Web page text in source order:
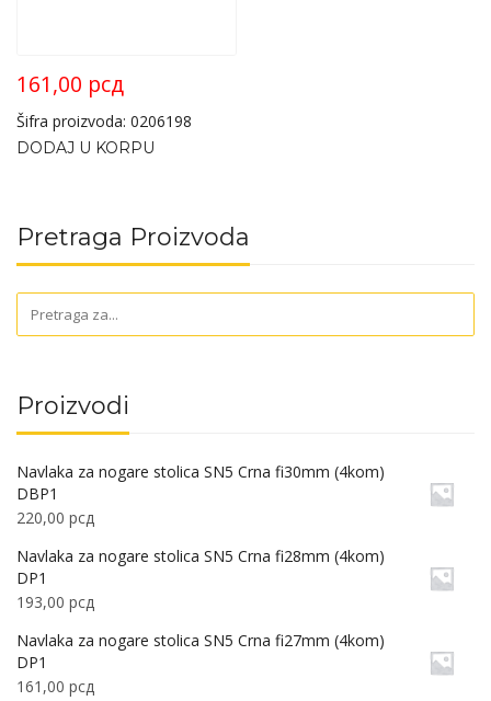
161,00 рсд
Šifra proizvoda: 0206198
DODAJ U KORPU
Pretraga Proizvoda
Proizvodi
Navlaka za nogare stolica SN5 Crna fi30mm (4kom)
DBP1
220,00 рсд
Navlaka za nogare stolica SN5 Crna fi28mm (4kom)
DP1
193,00 рсд
Navlaka za nogare stolica SN5 Crna fi27mm (4kom)
DP1
161,00 рсд